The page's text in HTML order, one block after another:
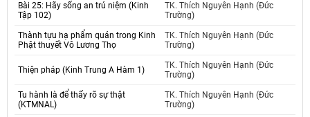
Bài 25: Hãy sống an trú niệm (Kinh
Tập 102)
TK. Thích Nguyên Hạnh (Đức
Trường)
Thành tựu hạ phẩm quán trong Kinh
Phật thuyết Vô Lương Thọ
TK. Thích Nguyên Hạnh (Đức
Trường)
Thiện pháp (Kinh Trung A Hàm 1)
TK. Thích Nguyên Hạnh (Đức
Trường)
Tu hành là để thấy rõ sự thật
(KTMNAL)
TK. Thích Nguyên Hạnh (Đức
Trường)